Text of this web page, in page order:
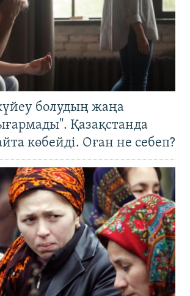
болудың жаңа
Қазақстанда
көбейді. Оған не себеп?